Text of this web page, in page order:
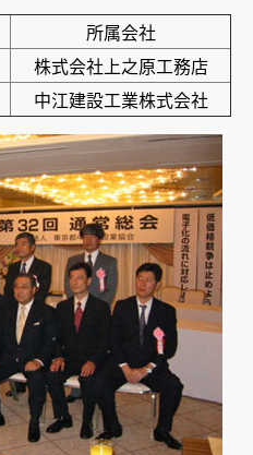
所属会社
株式会社上之原工務店
中江建設工業株式会社